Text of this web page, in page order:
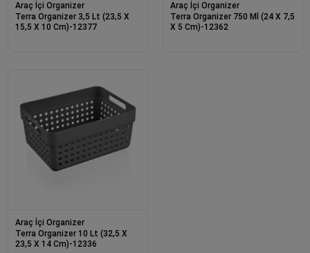
Araç İçi Organizer
Terra Organizer 3,5 Lt (23,5 X
15,5 X 10 Cm)-12377
Araç İçi Organizer
Terra Organizer 750 Ml (24 X 7,5
X 5 Cm)-12362
Araç İçi Organizer
Terra Organizer 10 Lt (32,5 X
23,5 X 14 Cm)-12336